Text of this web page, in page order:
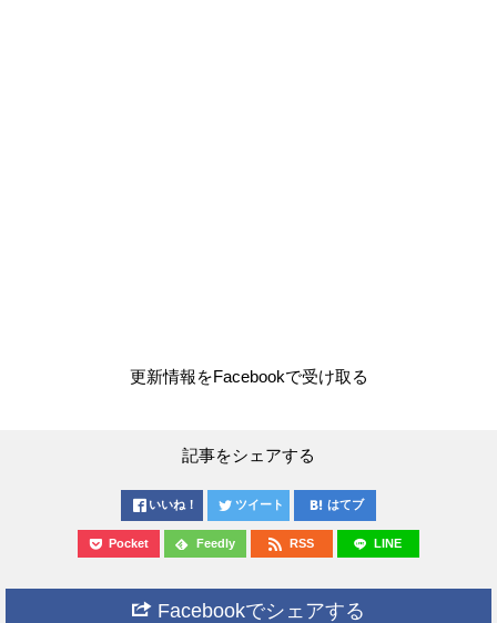
更新情報をFacebookで受け取る
記事をシェアする
いいね！ ツイート はてブ
Pocket Feedly RSS LINE
Facebookでシェアする